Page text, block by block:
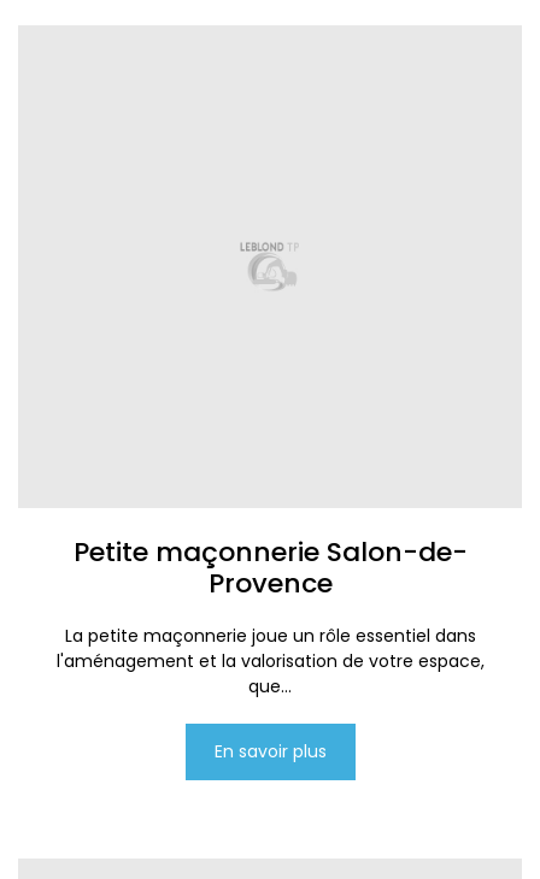
Petite maçonnerie Salon-de-
Provence
La petite maçonnerie joue un rôle essentiel dans
l'aménagement et la valorisation de votre espace,
que...
En savoir plus